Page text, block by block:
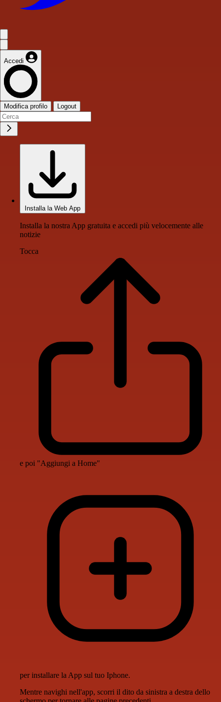
Accedi
Modifica profilo Logout
Installa la Web App
Installa la nostra App gratuita e accedi più velocemente alle
notizie
Tocca
e poi "Aggiungi a Home"
per installare la App sul tuo Iphone.
Mentre navighi nell'app, scorri il dito da sinistra a destra dello